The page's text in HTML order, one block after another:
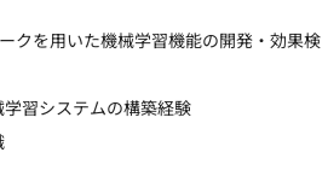
クを用いた機械学習機能の開発・効果検
学習システムの構築経験